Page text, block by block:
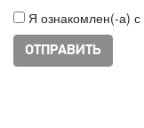
Я ознакомлен(-а) с